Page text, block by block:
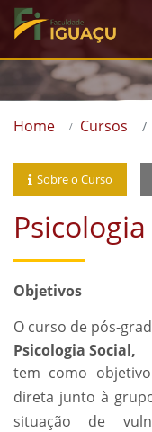
Home Cursos
Sobre o Curso
Objetivos
O curso de pós-
Psicologia Social,
tem como
direta junto à
situação de